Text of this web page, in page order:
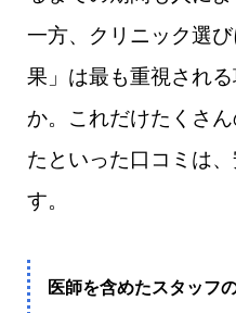
一方、クリニック選
果」は最も重視され
か。これだけたくさ
たといった口コミは
す。
医師を含めたスタッフ